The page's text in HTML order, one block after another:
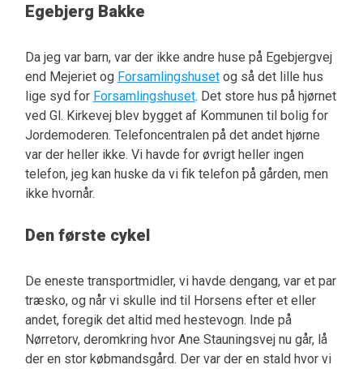
Egebjerg Bakke
Da jeg var barn, var der ikke andre huse på Egebjergvej
end Mejeriet og Forsamlingshusetog så det lille hus
lige syd for Forsamlingshuset. Det store hus på hjørnet
ved Gl. Kirkevej blev bygget af Kommunen til bolig for
Jordemoderen. Telefoncentralen på det andet hjørne
var der heller ikke. Vi havde for øvrigt heller ingen
telefon, jeg kan huske da vi fik telefon på gården, men
ikke hvornår.
Den første cykel
De eneste transportmidler, vi havde dengang, var et par
træsko, og når vi skulle ind til Horsens efter et eller
andet, foregik det altid med hestevogn. Inde på
Nørretorv, deromkring hvor Ane Stauningsvej nu går, lå
der en stor købmandsgård. Der var der en stald hvor vi